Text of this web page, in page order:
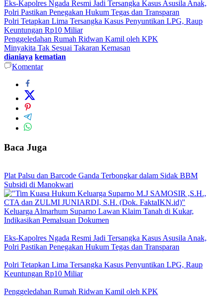
Eks-Kapolres Ngada Resmi Jadi Tersangka Kasus Asusila Anak,
Polri Pastikan Penegakan Hukum Tegas dan Transparan
Polri Tetapkan Lima Tersangka Kasus Penyuntikan LPG, Raup
Keuntungan Rp10 Miliar
Penggeledahan Rumah Ridwan Kamil oleh KPK
Minyakita Tak Sesuai Takaran Kemasan
dianiaya kematian
Komentar
Baca Juga
Plat Palsu dan Barcode Ganda Terbongkar dalam Sidak BBM
Subsidi di Manokwari
Keluarga Almarhum Suparno Lawan Klaim Tanah di Kukar,
Indikasikan Pemalsuan Dokumen
Eks-Kapolres Ngada Resmi Jadi Tersangka Kasus Asusila Anak,
Polri Pastikan Penegakan Hukum Tegas dan Transparan
Polri Tetapkan Lima Tersangka Kasus Penyuntikan LPG, Raup
Keuntungan Rp10 Miliar
Penggeledahan Rumah Ridwan Kamil oleh KPK